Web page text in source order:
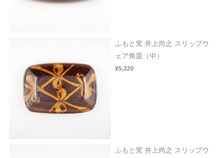
ふもと窯 井上尚之 スリップウ
ェア角皿（中）
¥5,320
ふもと窯 井上尚之 スリップウ